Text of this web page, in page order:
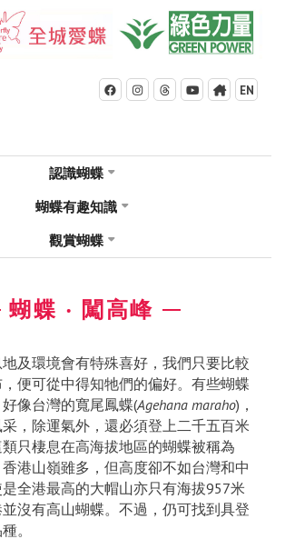
     EN

認識蝴蝶

蝴蝶有趣知識

觀賞蝴蝶
蝴蝶 ‧ 闖高峰
及環境會有特殊喜好，我們只要比較
便可從中得知牠們的偏好。有些蝴蝶
像台灣的寬尾鳳蝶(Agehana maraho)，
，除運氣外，還必須登上二千五百米
只棲息在高海拔地區的蝴蝶被稱為
香港山嶺雖多，但高度卻不如台灣和中
全港最高的大帽山亦只有海拔957米
沒有高山蝴蝶。不過，仍可找到具登
。